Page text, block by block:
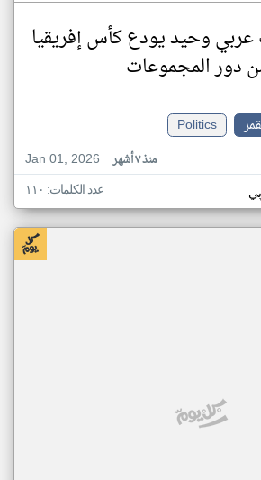
وحيد يودع كأس إفريقيا
Politics
Jan 01, 2026
منذ ٧ أشهر
عدد الكلمات: ١١٠